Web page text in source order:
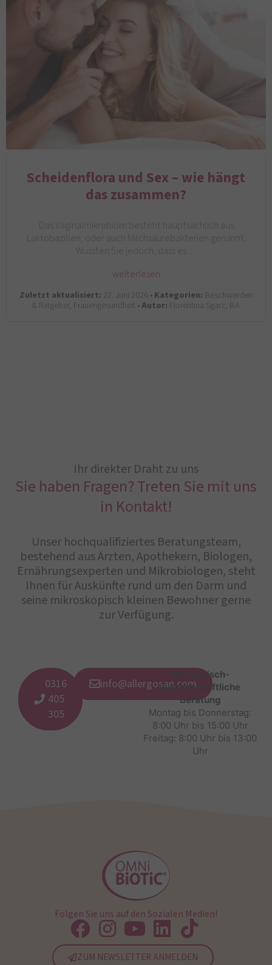
Scheidenflora und Sex – wie hängt
das zusammen?
Das Vaginalmikrobiom besteht hauptsächlich aus
Laktobazillen, oder auch Milchsäurebakterien genannt.
Wussten Sie jedoch, dass es…
weiterlesen
Zuletzt aktualisiert: 22. Juni 2026 •Kategorien: Beschwerden
& Ratgeber, Frauengesundheit •Autor: Florentina Sgarz, BA
Ihr direkter Draht zu uns
Sie haben Fragen? Treten Sie mit uns
in Kontakt!
Unser hochqualifiziertes Beratungsteam,
bestehend aus Ärzten, Apothekern, Biologen,
Ernährungsexperten und Mikrobiologen, steht
Ihnen für Auskünfte rund um den Darm und
seine mikroskopisch kleinen Bewohner gerne
zur Verfügung.
0316
405
305
info@allergosan.com
Medizinisch-
wissenschaftliche
Beratung
Montag bis Donnerstag:
8:00 Uhr bis 15:00 Uhr
Freitag: 8:00 Uhr bis 13:00
Uhr
Folgen Sie uns auf den Sozialen Medien!
ZUM NEWSLETTER ANMELDEN